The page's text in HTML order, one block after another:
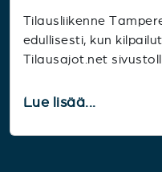
Tilausliikenne
edullisesti, kun
Tilausajot.net
Lue lisää...